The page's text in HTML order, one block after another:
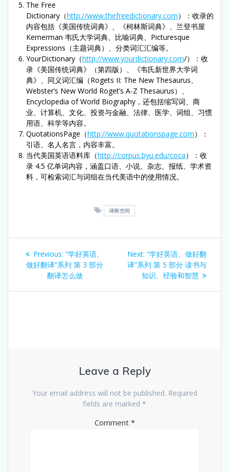
The Free
Dictionary（http://www.thefreedictionary.com）：收录的
内容包括《美国传统词典》、《柯林斯词典》、兰登书屋
Kernerman 韦氏大学词典、比喻词典、Picturesque
Expressions（主题词典）、分类词汇汇编等。
YourDictionary（http://www.yourdictionary.com/）：收
录《美国传统词典》（第四版）、《韦氏新世界大学词
典》、同义词汇编（Rogets II: The New Thesaurus、
Webster’s New World Roget’s A-Z Thesaurus）、
Encyclopedia of World Biography，还包括缩写词、商
业、计算机、文化、投资与金融、法律、医学、词组、习惯
用语、科学等内容。
QuotationsPage（http://www.quotationspage.com）：
引语、名人名言，内容丰富。
当代美国英语语料库（http://corpus.byu.edu/coca）：收
录 4.5 亿单词内容，涵盖口语、小说、杂志、报纸、学术资
料，可检索词汇与词组在当代美语中的使用情况。
译阁空间
Post
navigation
Previous: Previous
post:
“学好英语、
做好翻译”系列 第 3 部分
翻译怎么做
Next: Next
post:
“学好英语、做好翻
译”系列 第 5 部分 读书与
知识、经验和智慧
Leave a Reply
Your email address will not be published. Required
fields are marked *
Comment *